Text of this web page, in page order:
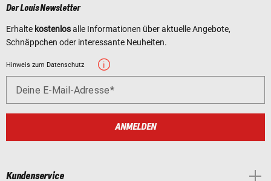
Der Louis Newsletter
Erhalte kostenlosalle Informationen über aktuelle Angebote,
Schnäppchen oder interessante Neuheiten.
Hinweis zum Datenschutz
Deine E-Mail-Adresse
ANMELDEN
Kundenservice